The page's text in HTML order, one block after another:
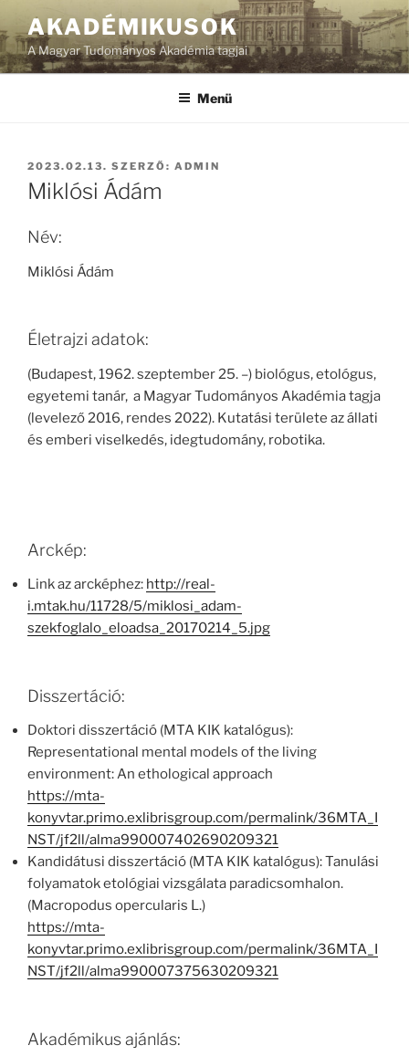
AKADÉMIKUSOK
A Magyar Tudományos Akadémia tagjai
Menü
BEKÜLDVE:
2023.02.13. SZERZŐ: ADMIN
Miklósi Ádám
Név:
Miklósi Ádám
Életrajzi adatok:
(Budapest, 1962. szeptember 25. –) biológus, etológus,
egyetemi tanár, a Magyar Tudományos Akadémia tagja
(levelező 2016, rendes 2022). Kutatási területe az állati
és emberi viselkedés, idegtudomány, robotika.
Arckép:
Link az arcképhez: http://real-
i.mtak.hu/11728/5/miklosi_adam-
szekfoglalo_eloadsa_20170214_5.jpg
Disszertáció:
Doktori disszertáció (MTA KIK katalógus):
Representational mental models of the living
environment: An ethological approach
https://mta-
konyvtar.primo.exlibrisgroup.com/permalink/36MTA_I
NST/jf2ll/alma990007402690209321
Kandidátusi disszertáció (MTA KIK katalógus): Tanulási
folyamatok etológiai vizsgálata paradicsomhalon.
(Macropodus opercularis L.)
https://mta-
konyvtar.primo.exlibrisgroup.com/permalink/36MTA_I
NST/jf2ll/alma990007375630209321
Akadémikus ajánlás: